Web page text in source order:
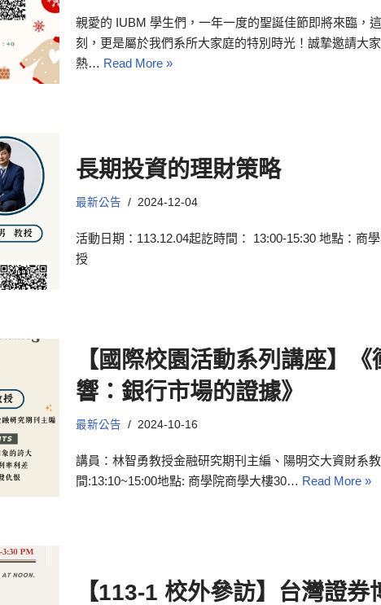
親愛的 IUBM 學生們，一年一度的聖誕佳節即將來臨，
刻，更是屬於我們系所大家庭的特別時光！誠摯邀請大
熱… Read More »
長期投資的理財策略
最新公告 2024-12-04
活動日期：113.12.04起訖時間： 13:00-15:30 地點：商
授
【國際校園活動系列講座】
響：銀行市場的證據》
最新公告 2024-10-16
講員：林智勇教授金融研究期刊主編、陽明交大資財系
間:13:10~15:00地點: 商學院商學大樓30… Read More »
【113-1 校外參訪】台灣證券